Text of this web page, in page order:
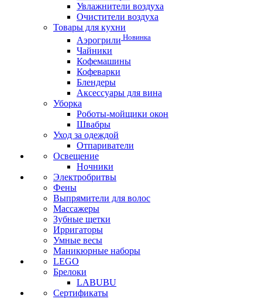
Увлажнители воздуха
Очистители воздуха
Товары для кухни
Аэрогрили Новинка
Чайники
Кофемашины
Кофеварки
Блендеры
Аксессуары для вина
Уборка
Роботы-мойщики окон
Швабры
Уход за одеждой
Отпариватели
Освещение
Ночники
Электробритвы
Фены
Выпрямители для волос
Массажеры
Зубные щетки
Ирригаторы
Умные весы
Маникюрные наборы
LEGO
Брелоки
LABUBU
Сертификаты